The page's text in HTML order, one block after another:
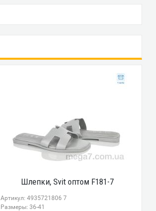
Шлепки, Svit оптом F181-7
Артикул: 4935721806 7
Размеры: 36-41